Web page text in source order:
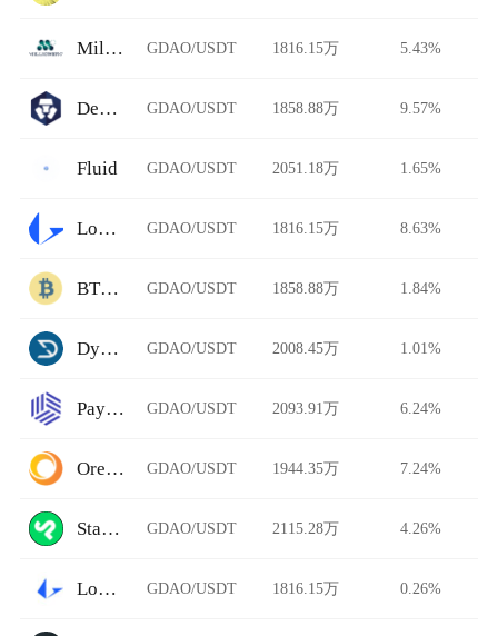
Millionero GDAO/USDT 1816.15万 5.43%
DeFi Swap GDAO/USDT 1858.88万 9.57%
Fluid GDAO/USDT 2051.18万 1.65%
Loopring GDAO/USDT 1816.15万 8.63%
BTCTradeUA GDAO/USDT 1858.88万 1.84%
Dystopia GDAO/USDT 2008.45万 1.01%
Paymium GDAO/USDT 2093.91万 6.24%
Ore.Bz GDAO/USDT 1944.35万 7.24%
StarkDefi GDAO/USDT 2115.28万 4.26%
Loopring AMM GDAO/USDT 1816.15万 0.26%